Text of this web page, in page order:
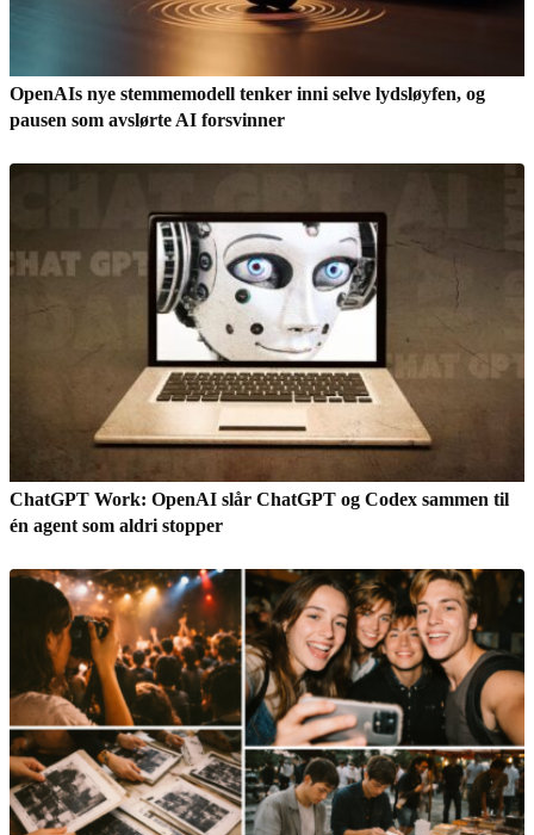
OpenAIs nye stemmemodell tenker inni selve lydsløyfen, og
pausen som avslørte AI forsvinner
ChatGPT Work: OpenAI slår ChatGPT og Codex sammen til
én agent som aldri stopper